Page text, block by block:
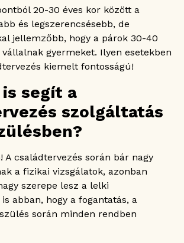
20-30 éves kor között a
és legszerencsésebb, de
jellemzőbb, hogy a párok 30-40
gyermeket. Ilyen esetekben
kiemelt fontosságú!
segít a
szolgáltatás
A családtervezés során bár nagy
a fizikai vizsgálatok, azonban
szerepe lesz a lelki
abban, hogy a fogantatás, a
során minden rendben